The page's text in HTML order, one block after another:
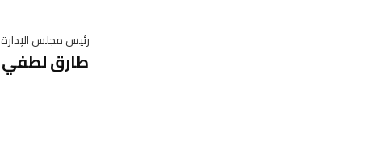
رئيس مجلس الإدارة
طارق لطفي